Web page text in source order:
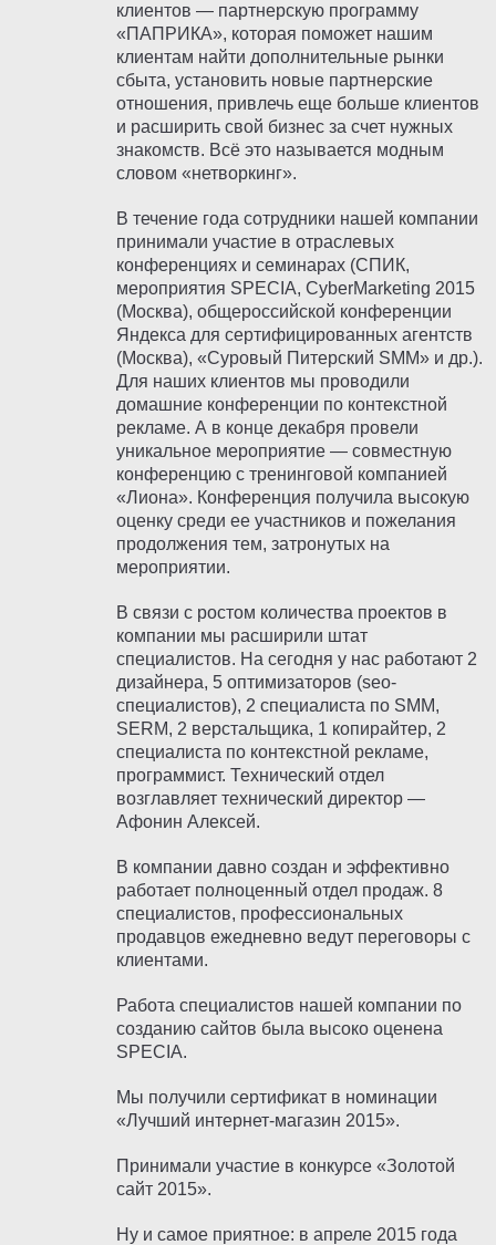
клиентов — партнерскую программу
«ПАПРИКА», которая поможет нашим
клиентам найти дополнительные рынки
сбыта, установить новые партнерские
отношения, привлечь еще больше клиентов
и расширить свой бизнес за счет нужных
знакомств. Всё это называется модным
словом «нетворкинг».
В течение года сотрудники нашей компании
принимали участие в отраслевых
конференциях и семинарах (СПИК,
мероприятия SPECIA, CyberMarketing 2015
(Москва), общероссийской конференции
Яндекса для сертифицированных агентств
(Москва), «Суровый Питерский SMM» и др.).
Для наших клиентов мы проводили
домашние конференции по контекстной
рекламе. А в конце декабря провели
уникальное мероприятие — совместную
конференцию с тренинговой компанией
«Лиона». Конференция получила высокую
оценку среди ее участников и пожелания
продолжения тем, затронутых на
мероприятии.
В связи с ростом количества проектов в
компании мы расширили штат
специалистов. На сегодня у нас работают 2
дизайнера, 5 оптимизаторов (seo-
специалистов), 2 специалиста по SMM,
SERM, 2 верстальщика, 1 копирайтер, 2
специалиста по контекстной рекламе,
программист. Технический отдел
возглавляет технический директор —
Афонин Алексей.
В компании давно создан и эффективно
работает полноценный отдел продаж. 8
специалистов, профессиональных
продавцов ежедневно ведут переговоры с
клиентами.
Работа специалистов нашей компании по
созданию сайтов была высоко оценена
SPECIA.
Мы получили сертификат в номинации
«Лучший интернет-магазин 2015».
Принимали участие в конкурсе «Золотой
сайт 2015».
Ну и самое приятное: в апреле 2015 года